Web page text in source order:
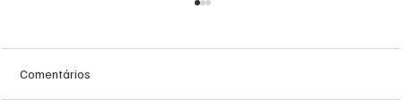
Comentários